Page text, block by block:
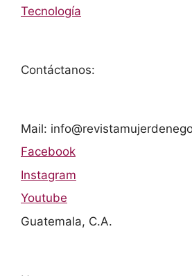
Tecnología
Contáctanos:
Mail:
Facebook
Instagram
Youtube
Guatemala, C.A.